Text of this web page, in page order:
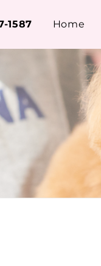
1587 Home